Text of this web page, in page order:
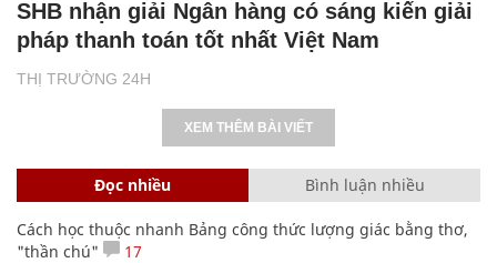
THỊ TRƯỜNG 24H
SHB nhận giải Ngân hàng có sáng kiến giải
pháp thanh toán tốt nhất Việt Nam
XEM THÊM BÀI VIẾT
Đọc nhiều Bình luận nhiều
Cách học thuộc nhanh Bảng công thức lượng giác bằng thơ,
"thần chú"
17